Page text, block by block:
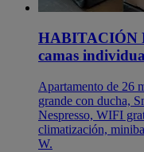
HABITACIÓN
camas
Apartamento de 26
grande con ducha,
Nespresso, WIFI
climatización,
W.